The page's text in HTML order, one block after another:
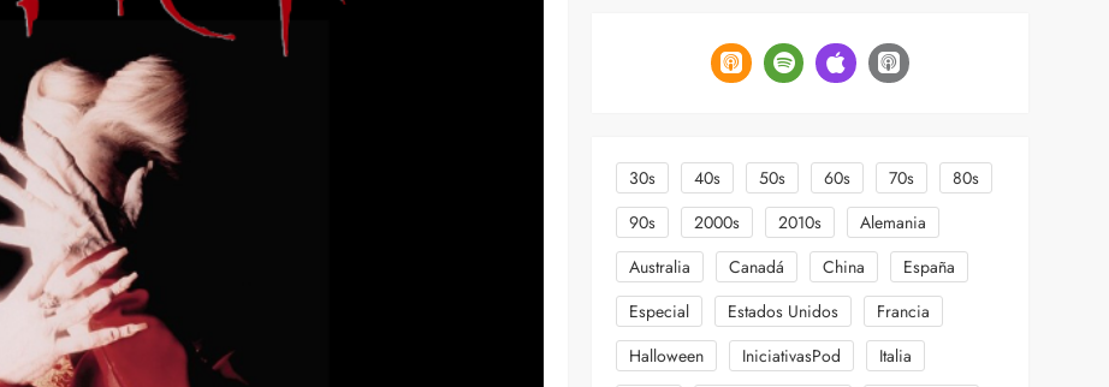
30s 40s 50s 60s 70s
80s
90s
2000s 2010s
Alemania
Australia
Canadá China
España
Especial
Estados Unidos
Francia
Halloween
IniciativasPod
Italia